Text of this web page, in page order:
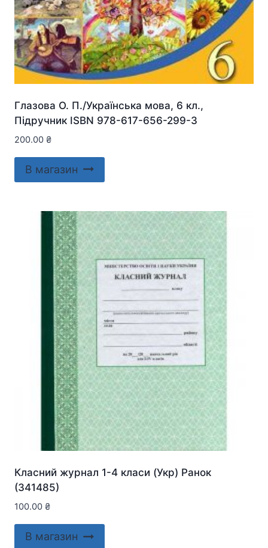
Глазова О. П./Українська мова, 6 кл.,
Підручник ISBN 978-617-656-299-3
200.00 ₴
В магазин
Класний журнал 1-4 класи (Укр) Ранок
(341485)
100.00 ₴
В магазин